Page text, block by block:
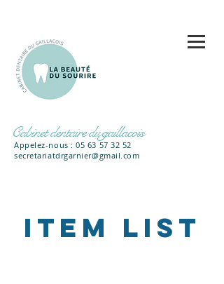
Cabinet dentaire du gaillacois
Appelez-nous : 05 63 57 32 52
secretariatdrgarnier@gmail.com
Item List